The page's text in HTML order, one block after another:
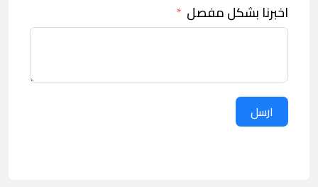
اخبرنا بشكل مفصل
ارسل